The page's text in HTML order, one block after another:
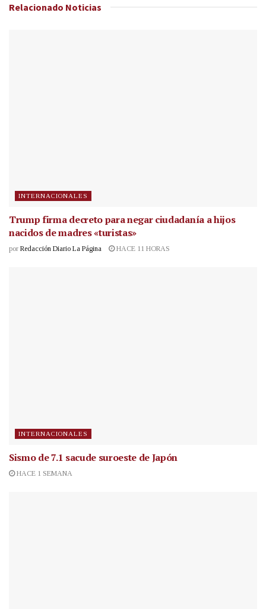
Relacionado Noticias
INTERNACIONALES
Trump firma decreto para negar ciudadanía a hijos
nacidos de madres «turistas»
por Redacción Diario La Página HACE 11 HORAS
INTERNACIONALES
Sismo de 7.1 sacude suroeste de Japón
HACE 1 SEMANA